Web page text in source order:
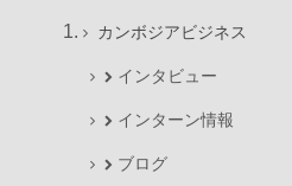
カンボジアビジネス
インタビュー
インターン情報
ブログ